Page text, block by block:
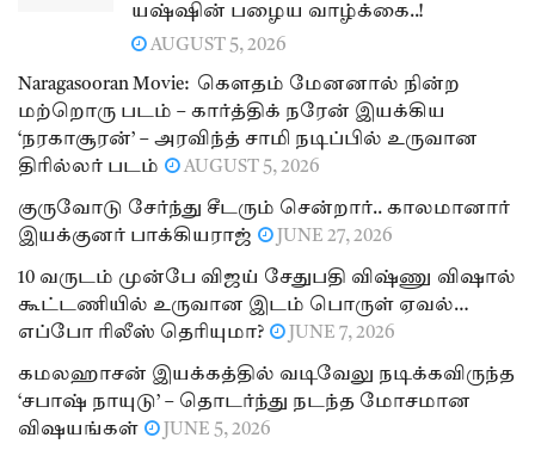
யஷ்ஷின் பழைய வாழ்க்கை..!
AUGUST 5, 2026
Naragasooran Movie: கௌதம் மேனனால் நின்ற
மற்றொரு படம் – கார்த்திக் நரேன் இயக்கிய
‘நரகாசூரன்’ – அரவிந்த் சாமி நடிப்பில் உருவான
திரில்லர் படம்
AUGUST 5, 2026
குருவோடு சேர்ந்து சீடரும் சென்றார்.. காலமானார்
இயக்குனர் பாக்கியராஜ்
JUNE 27, 2026
10 வருடம் முன்பே விஜய் சேதுபதி விஷ்ணு விஷால்
கூட்டணியில் உருவான இடம் பொருள் ஏவல்…
எப்போ ரிலீஸ் தெரியுமா?
JUNE 7, 2026
கமலஹாசன் இயக்கத்தில் வடிவேலு நடிக்கவிருந்த
‘சபாஷ் நாயுடு’ – தொடர்ந்து நடந்த மோசமான
விஷயங்கள்
JUNE 5, 2026